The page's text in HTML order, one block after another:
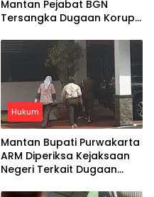
Mantan Pejabat BGN
Tersangka Dugaan Korupsi
Hukum
Mantan Bupati Purwakarta
ARM Diperiksa Kejaksaan
Negeri Terkait Dugaan